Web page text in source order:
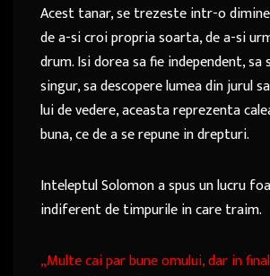
Acest tanar, se trezeste intr-o
de a-si croi propria soarta, de a-si
drum. Isi dorea sa fie independent, sa
singur, sa descopere lumea din jurul
lui de vedere, aceasta reprezenta
buna, ce de a se repune in drepturi.
Inteleptul Solomon a spus un lucru
indiferent de timpurile in care traim.
„Multe cai par bune omului, dar in